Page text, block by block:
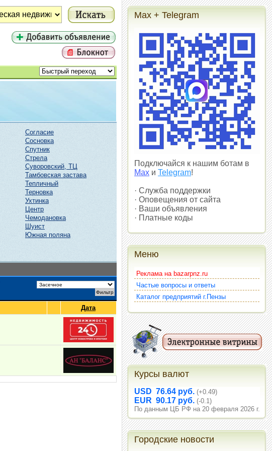
Согласие
Сосновка
Спутник
Стрела
Суворовский, ТЦ
Тамбовская застава
Тепличный
Терновка
Ухтинка
Центр
Чемодановка
Шуист
Южная поляна
Дата
Max + Telegram
Подключайся к нашим ботам в
Max и Telegram!
· Служба поддержки
· Оповещения от сайта
· Ваши объявления
· Платные коды
Меню
Реклама на bazarpnz.ru
Частые вопросы и ответы
Каталог предприятий г.Пензы
Курсы валют
USD 76.64 руб. (+0.49)
EUR 90.17 руб. (-0.1)
По данным ЦБ РФ на 20 февраля 2026 г.
Городские новости